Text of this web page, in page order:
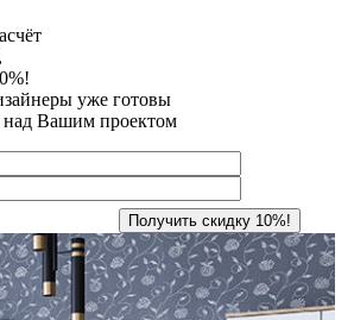
уже готовы
над Вашим проектом